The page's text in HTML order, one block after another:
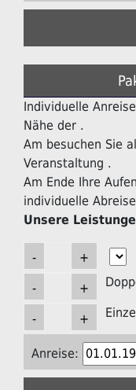
Individuelle
Nähe der .
Am besuchen Sie
Veranstaltung .
Am Ende Ihre
individuelle
Unsere
Anreise: